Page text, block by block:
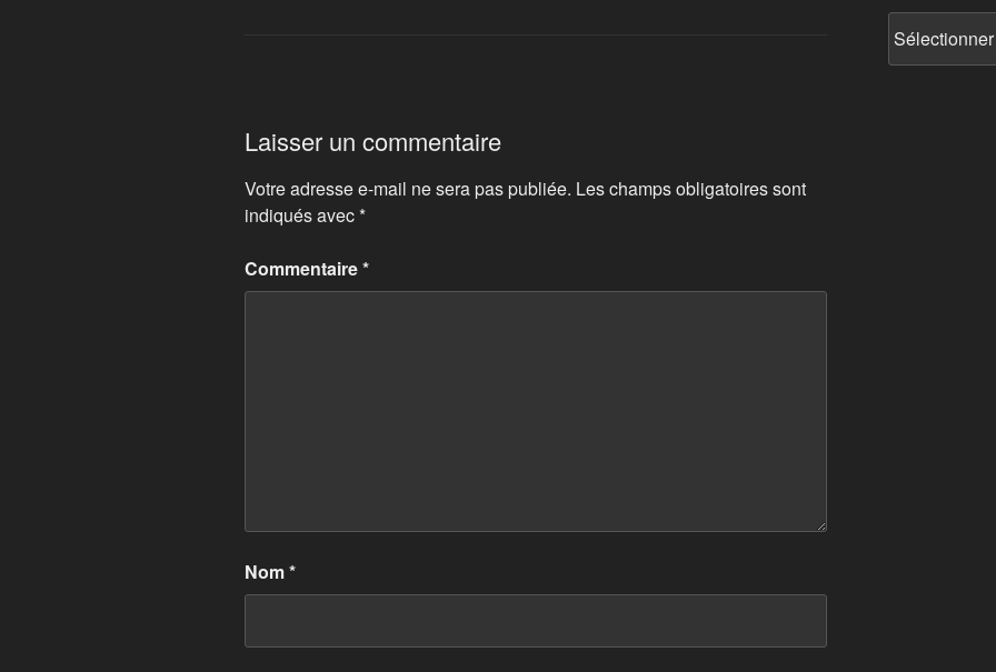
Laisser un commentaire
Votre adresse e-mail ne sera pas publiée. Les champs obligatoires sont
indiqués avec*
Commentaire*
Nom*
RAP